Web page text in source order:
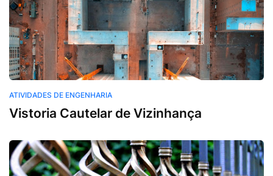
ATIVIDADES DE ENGENHARIA
Vistoria Cautelar de Vizinhança